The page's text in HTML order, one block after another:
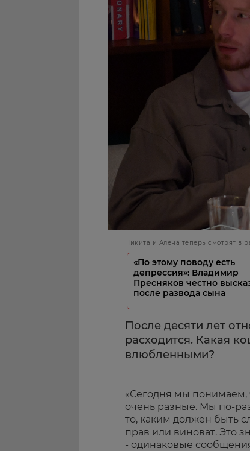
Никита и Алена теперь смотрят в
«По этому поводу есть
депрессия»: Владимир
Пресняков честно
после развода сына
После десяти лет
расходится. Какая
влюбленными?
«Сегодня мы понимаем,
очень разные. Мы по-
то, каким должен быть
прав или виноват. Это
- одинаковые